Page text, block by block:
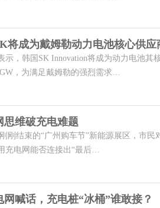
将成为戴姆勒动力电池核心供应
示，韩国SK Innovation将成为动力电池其
，为满足戴姆勒的强烈需求…
思维破充电难题
刚结束的“广州购车节”新能源展区，市民
充电网能否连接出“最后…
网喊话，充电桩“冰桶”谁敢接？